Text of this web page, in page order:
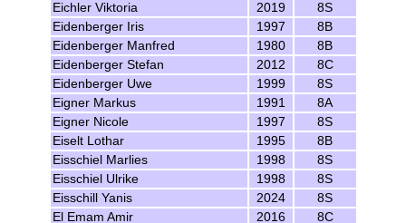
Eichler Viktoria
2019
8S
Eidenberger Iris
1997
8B
Eidenberger Manfred
1980
8B
Eidenberger Stefan
2012
8C
Eidenberger Uwe
1999
8S
Eigner Markus
1991
8A
Eigner Nicole
1997
8S
Eiselt Lothar
1995
8B
Eisschiel Marlies
1998
8S
Eisschiel Ulrike
1998
8S
Eisschill Yanis
2024
8S
El Emam Amir
2016
8C